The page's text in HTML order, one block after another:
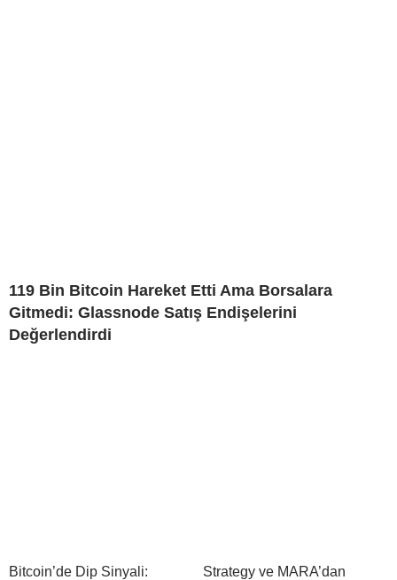
119 Bin Bitcoin Hareket Etti Ama Borsalara
Gitmedi: Glassnode Satış Endişelerini
Değerlendirdi
Bitcoin’de Dip Sinyali:
Strategy ve MARA’dan